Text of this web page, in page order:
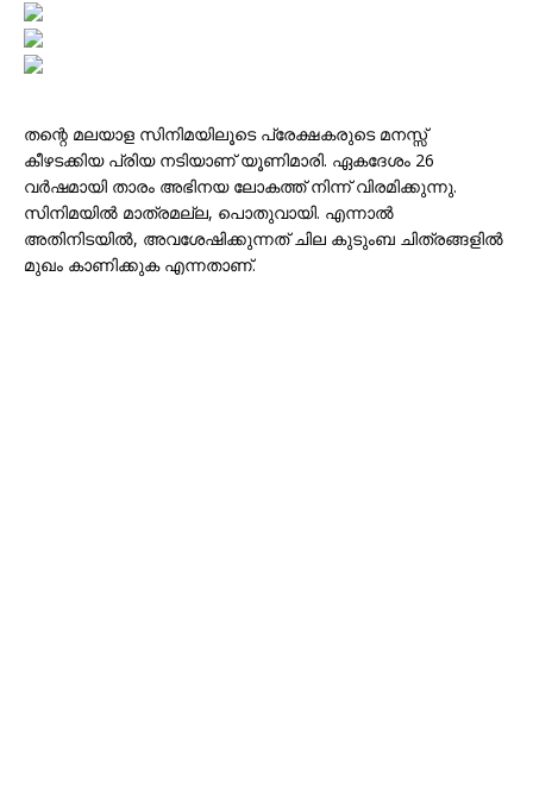
തന്റെ മലയാള സിനിമയിലൂടെ പ്രേക്ഷകരുടെ മനസ്സ്
കീഴടക്കിയ പ്രിയ നടിയാണ് യൂണിമാരി. ഏകദേശം 26
വർഷമായി താരം അഭിനയ ലോകത്ത് നിന്ന് വിരമിക്കുന്നു.
സിനിമയിൽ മാത്രമല്ല, പൊതുവായി. എന്നാൽ
അതിനിടയിൽ, അവശേഷിക്കുന്നത് ചില കുടുംബ ചിത്രങ്ങളിൽ
മുഖം കാണിക്കുക എന്നതാണ്.